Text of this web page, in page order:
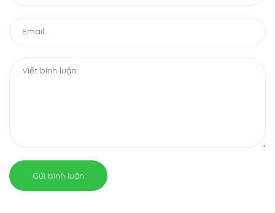
Gửi bình luận